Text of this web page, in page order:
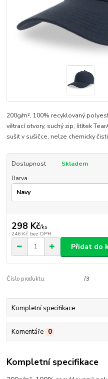
200g/m², 100% recyklovaný
větrací otvory, suchý zip, štítek
sušit v sušičce, nelze chemicky
Dostupnost
Skladem
Barva
298 Kč/ks
246 Kč bez DPH
Přidat do
Číslo produktu: /3
Kompletní specifikace
Komentáře 0
Kompletní specifikace